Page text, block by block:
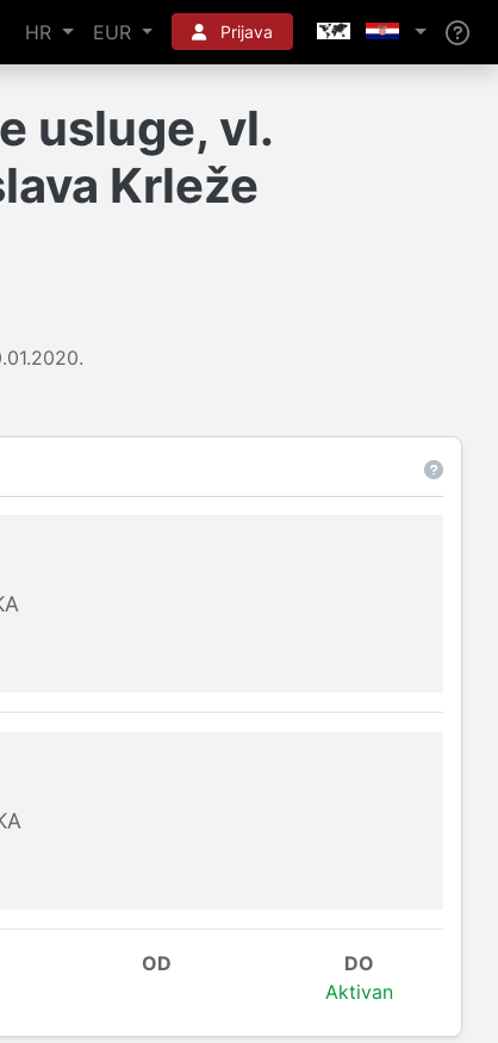
HR EUR Prijava
usluge, vl.
Krleže
OD
DO
Aktivan